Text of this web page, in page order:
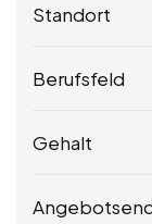
Standort
Berufsfeld
Gehalt